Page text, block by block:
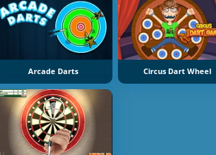
Arcade Darts Circus Dart Wheel